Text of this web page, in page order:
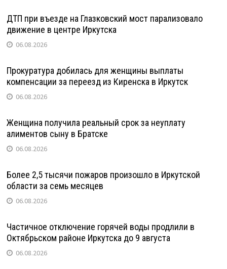
ДТП при въезде на Глазковский мост парализовало
движение в центре Иркутска
06.08.2026
Прокуратура добилась для женщины выплаты
компенсации за переезд из Киренска в Иркутск
06.08.2026
Женщина получила реальный срок за неуплату
алиментов сыну в Братске
06.08.2026
Более 2,5 тысячи пожаров произошло в Иркутской
области за семь месяцев
06.08.2026
Частичное отключение горячей воды продлили в
Октябрьском районе Иркутска до 9 августа
06.08.2026